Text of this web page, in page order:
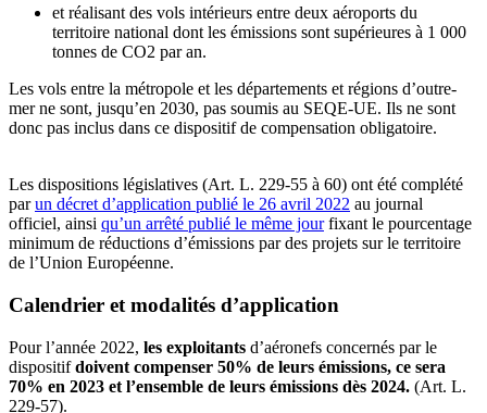
et réalisant des vols intérieurs entre deux aéroports du
territoire national dont les émissions sont supérieures à 1 000
tonnes de CO2 par an.
Les vols entre la métropole et les départements et régions d’outre-
mer ne sont, jusqu’en 2030, pas soumis au SEQE-UE. Ils ne sont
donc pas inclus dans ce dispositif de compensation obligatoire.
Les dispositions législatives (Art. L. 229-55 à 60) ont été complété
parun décret d’application publié le 26 avril 2022 au journal
officiel, ainsi qu’un arrêté publié le même jourfixant le pourcentage
minimum de réductions d’émissions par des projets sur le territoire
de l’Union Européenne.
Calendrier et modalités d’application
Pour l’année 2022, les exploitants d’aéronefs concernés par le
dispositifdoivent compenser 50% de leurs émissions, ce sera
70% en 2023 et l’ensemble de leurs émissions dès 2024. (Art. L.
229-57).